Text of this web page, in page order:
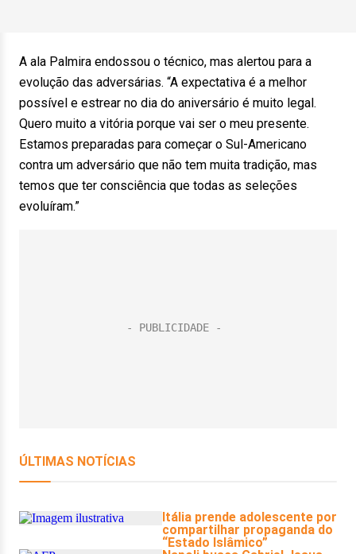
A ala Palmira endossou o técnico, mas alertou para a
evolução das adversárias. “A expectativa é a melhor
possível e estrear no dia do aniversário é muito legal.
Quero muito a vitória porque vai ser o meu presente.
Estamos preparadas para começar o Sul-Americano
contra um adversário que não tem muita tradição, mas
temos que ter consciência que todas as seleções
evoluíram.”